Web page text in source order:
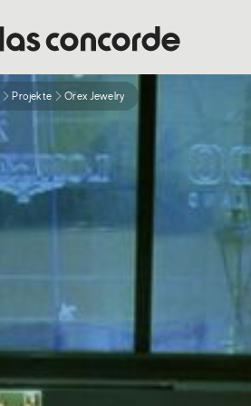
Projekte Orex Jewelry